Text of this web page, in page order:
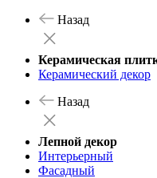
Назад
Керамическая
Керамический декор
Назад
Лепной декор
Интерьерный
Фасадный